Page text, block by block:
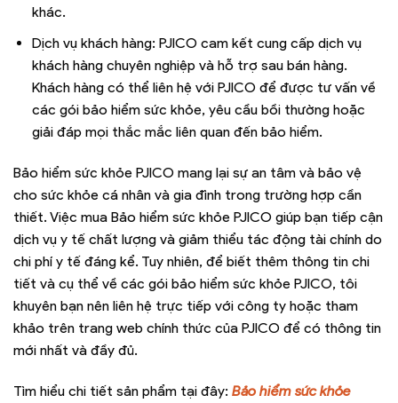
khác.
Dịch vụ khách hàng: PJICO cam kết cung cấp dịch vụ
khách hàng chuyên nghiệp và hỗ trợ sau bán hàng.
Khách hàng có thể liên hệ với PJICO để được tư vấn về
các gói bảo hiểm sức khỏe, yêu cầu bồi thường hoặc
giải đáp mọi thắc mắc liên quan đến bảo hiểm.
Bảo hiểm sức khỏe PJICO mang lại sự an tâm và bảo vệ
cho sức khỏe cá nhân và gia đình trong trường hợp cần
thiết. Việc mua Bảo hiểm sức khỏe PJICO giúp bạn tiếp cận
dịch vụ y tế chất lượng và giảm thiểu tác động tài chính do
chi phí y tế đáng kể. Tuy nhiên, để biết thêm thông tin chi
tiết và cụ thể về các gói bảo hiểm sức khỏe PJICO, tôi
khuyên bạn nên liên hệ trực tiếp với công ty hoặc tham
khảo trên trang web chính thức của PJICO để có thông tin
mới nhất và đầy đủ.
Tìm hiểu chi tiết sản phẩm tại đây: Bảo hiểm sức khỏe